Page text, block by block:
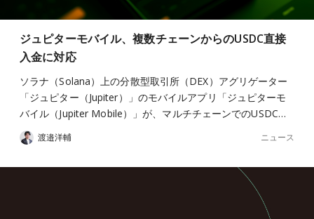
ジュピターモバイル、複数チェーンからのUSDC直接
入金に対応
ソラナ（Solana）上の分散型取引所（DEX）アグリゲーター
「ジュピター（Jupiter）」のモバイルアプリ「ジュピターモ
バイル（Jupiter Mobile）」が、マルチチェーンでのUSDC…
渡邉洋輔 ニュース